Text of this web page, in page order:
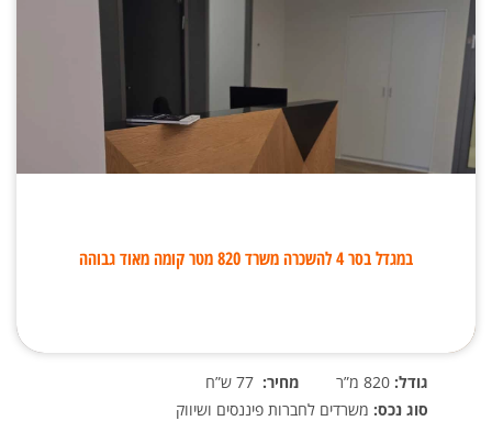
במגדל בסר 4 להשכרה משרד 820 מטר קומה מאוד גבוהה
גודל: מחיר:
סוג נכס: משרדים לחברות פיננסים ושיווק